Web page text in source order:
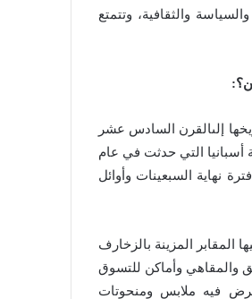
والثقافية، وتتمتع
إلىالقرن السادس عشر
أسبانيا التي حدثت في عام
نهاية السبعينات وأوائل
المزينة بالزخارف
والمقاهي وأماكن للتسوق
يُعرض فيه ملابس ومنحوتات